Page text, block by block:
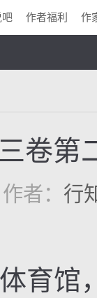
吧 作者福利 作
卷第
作者： 行
馆